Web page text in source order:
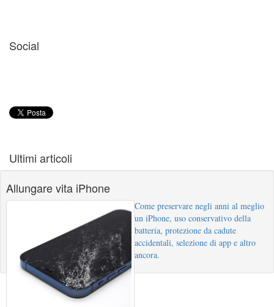
Social
Ultimi articoli
Allungare vita iPhone
Come preservare negli anni al meglio
un iPhone, uso conservativo della
batteria, protezione da cadute
accidentali, selezione di app e altro
ancora.